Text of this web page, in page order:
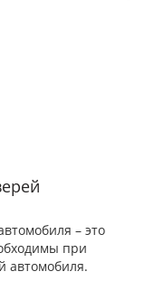
– это
при
автомобиля.